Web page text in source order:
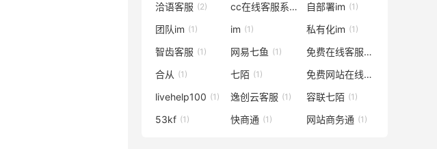
洽语客服 (2) cc在线客服系统 (1)
自部署im (1)
团队im (1) im (1) 私有化im (1)
智齿客服 (1) 网易七鱼 (1) 免费在线客服系统
合从 (1) 七陌 (1) 免费网站在线客服系统
livehelp100 (1) 逸创云客服 (1) 容联七陌 (1)
53kf (1) 快商通 (1) 网站商务通 (1)